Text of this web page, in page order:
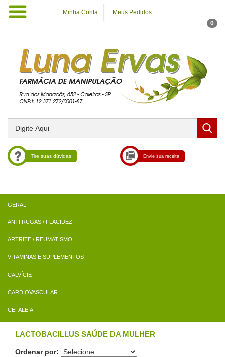
Minha Conta
Meus Pedidos
0
Tire suas dúvidas Envie sua receita
ANTI RUGAS / FLACIDEZ
ARTRITE / REUMATISMO
VITAMINAS E SUPLEMENTOS
CALVÍCIE
CARDIOVASCULAR
CEFALEIA
LACTOBACILLUS SAÚDE DA MULHER
Ordenar por: